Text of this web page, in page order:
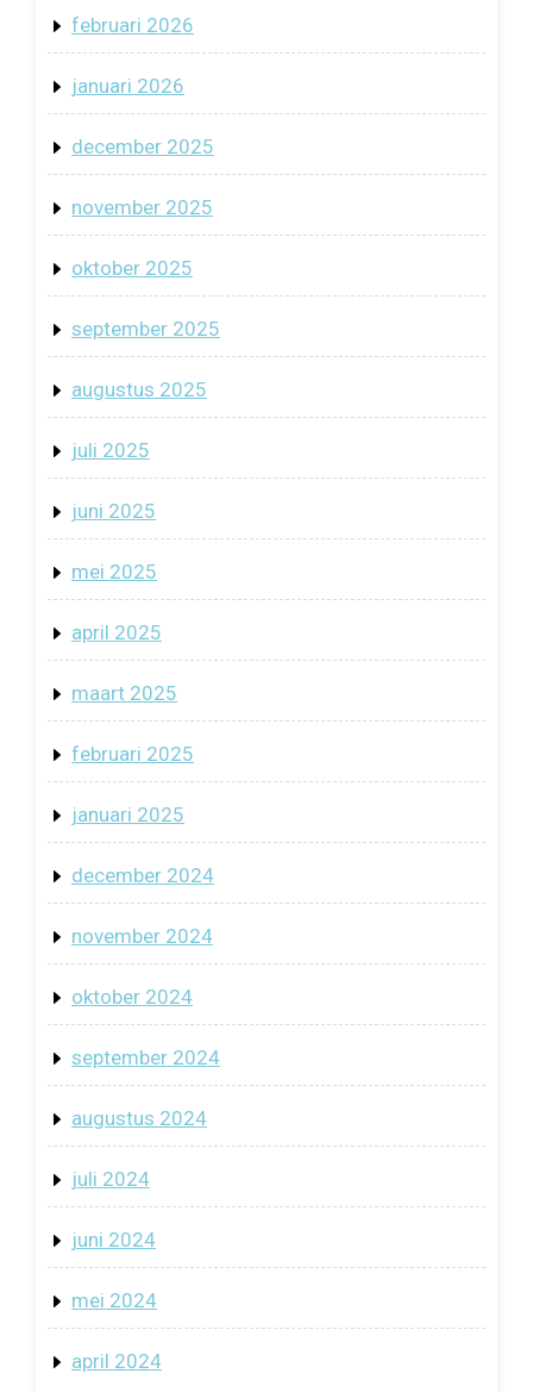
februari 2026
januari 2026
december 2025
november 2025
oktober 2025
september 2025
augustus 2025
juli 2025
juni 2025
mei 2025
april 2025
maart 2025
februari 2025
januari 2025
december 2024
november 2024
oktober 2024
september 2024
augustus 2024
juli 2024
juni 2024
mei 2024
april 2024